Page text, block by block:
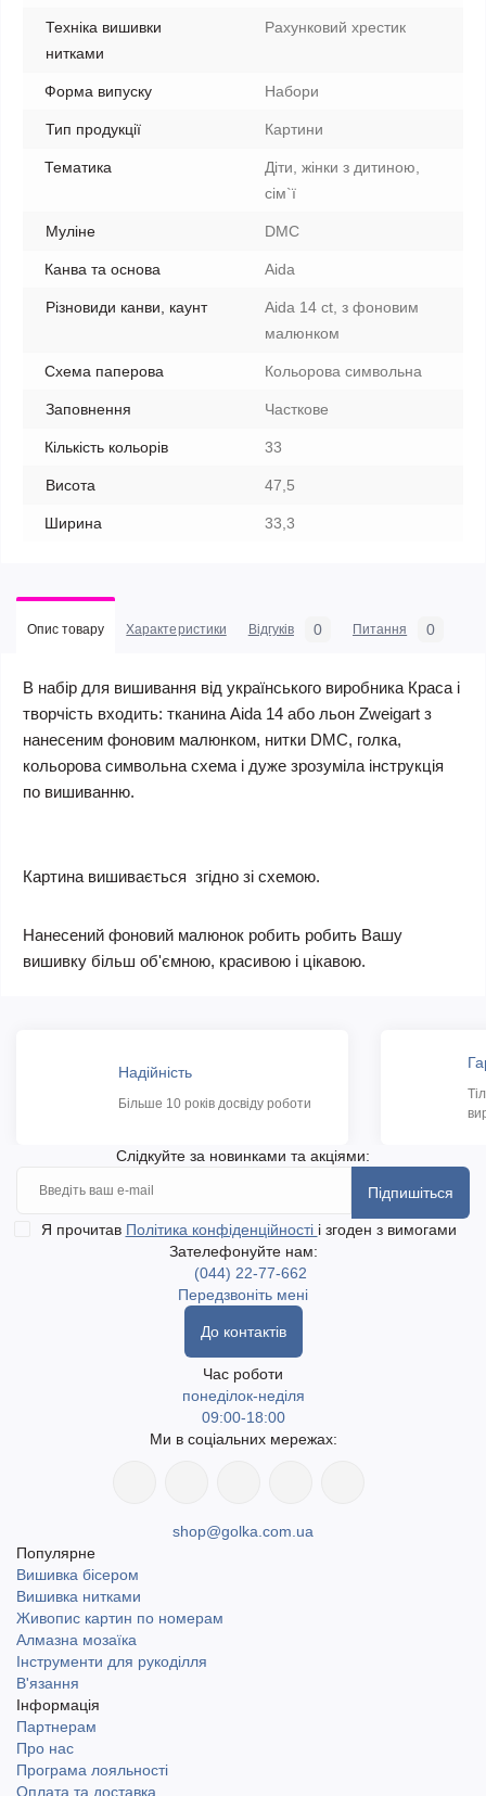
Техніка вишивки
нитками
Рахунковий хрестик
Форма випуску Набори
Тип продукції Картини
Тематика
Діти, жінки з дитиною,
сім`ї
Муліне DMC
Канва та основа Aida
Різновиди канви, каунт
Aida 14 ct, з фоновим
малюнком
Схема паперова Кольорова символьна
Заповнення Часткове
Кількість кольорів 33
Висота 47,5
Ширина 33,3
Опис товару Характеристики Відгуків 0 Питання 0
В набір для вишивання від українського виробника Краса і
творчість входить: тканина Aida 14 або льон Zweigart з
нанесеним фоновим малюнком, нитки DMC, голка,
кольорова символьна схема і дуже зрозуміла інструкція
по вишиванню.
Картина вишивається згідно зі схемою.
Нанесений фоновий малюнок робить робить Вашу
вишивку більш об'ємною, красивою і цікавою.
Надійність
Більше 10 років досвіду роботи
Слідкуйте за новинками та акціями:
Підпишіться
Я прочитав Політика конфіденційності і згоден з вимогами
Зателефонуйте нам:
(044) 22-77-662
Передзвоніть мені
До контактів
Час роботи
понеділок-неділя
09:00-18:00
Ми в соціальних мережах:
shop@golka.com.ua
Популярне
Вишивка бісером
Вишивка нитками
Живопис картин по номерам
Алмазна мозаїка
Інструменти для рукоділля
В'язання
Інформація
Партнерам
Про нас
Програма лояльності
Оплата та доставка